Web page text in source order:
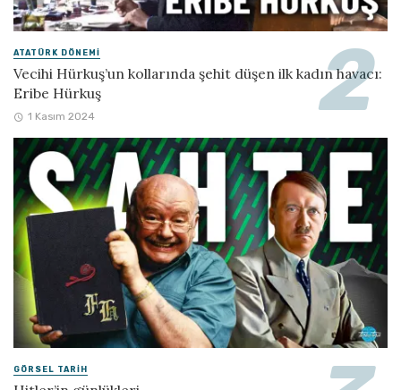
ATATÜRK DÖNEMI
Vecihi Hürkuş’un kollarında şehit düşen ilk kadın havacı:
Eribe Hürkuş
1 Kasım 2024
GÖRSEL TARIH